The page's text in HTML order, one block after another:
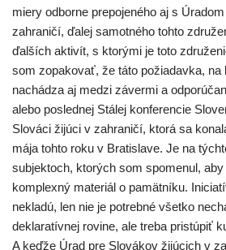
miery odborne prepojeného aj s
zahraničí, ďalej samotného tohto
ďalších aktivít, s ktorými je toto
som zopakovať, že táto požiadavka, na
nachádza aj medzi závermi a
alebo poslednej Stálej konferencie
Slováci žijúci v zahraničí, ktorá sa
mája tohto roku v Bratislave. Je na
subjektoch, ktorých som spomenul,
komplexný materiál o pamätníku.
nekladú, len nie je potrebné všetko
deklaratívnej rovine, ale treba pristúpiť
A keďže Úrad pre Slovákov žijúcich v